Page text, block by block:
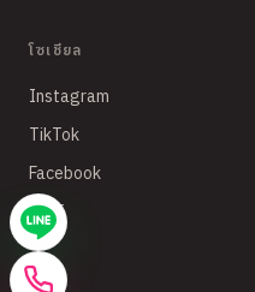
โซเชียล
Instagram
TikTok
Facebook
LINE